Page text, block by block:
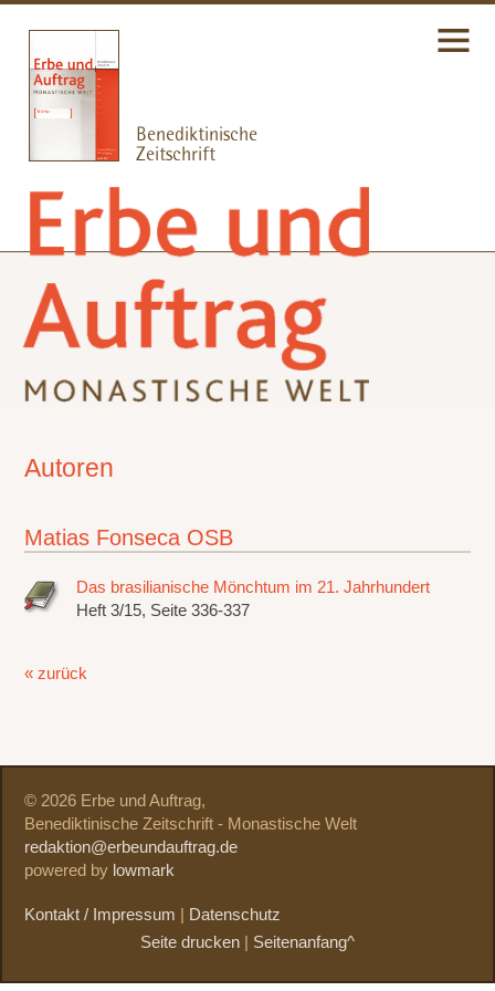
Autoren
Matias Fonseca OSB
Das brasilianische Mönchtum im 21. Jahrhundert
Heft 3/15, Seite 336-337
« zurück
© 2026 Erbe und Auftrag,
Benediktinische Zeitschrift - Monastische Welt
redaktion@erbeundauftrag.de
powered by lowmark
Kontakt / Impressum
Datenschutz
Seite drucken
Seitenanfang^